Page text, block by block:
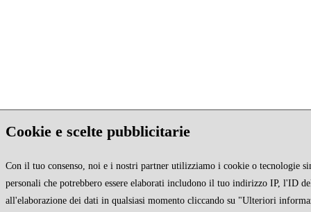
Cookie e scelte pubblicitarie
Con il tuo consenso, noi e i nostri partner utilizziamo i cookie o tecnologie
personali che potrebbero essere elaborati includono il tuo indirizzo IP, l'ID
all'elaborazione dei dati in qualsiasi momento cliccando su "Ulteriori